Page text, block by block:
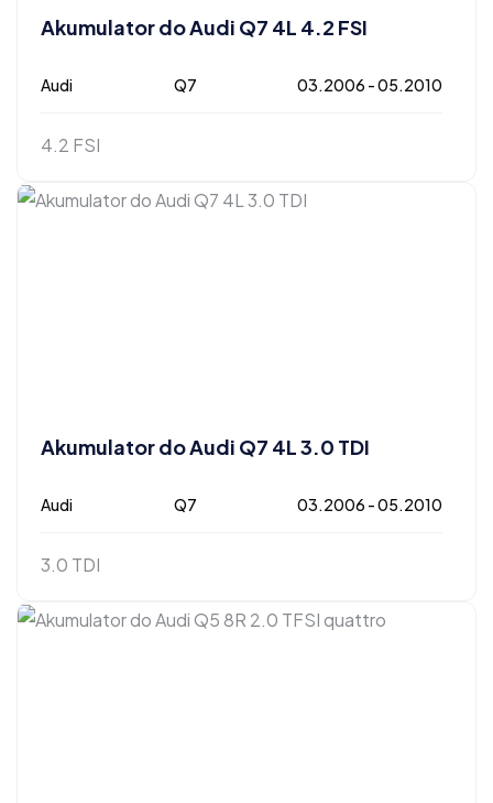
Akumulator do Audi Q7 4L 4.2 FSI
Audi Q7 03.2006 - 05.2010
4.2 FSI
Akumulator do Audi Q7 4L 3.0 TDI
Audi Q7 03.2006 - 05.2010
3.0 TDI